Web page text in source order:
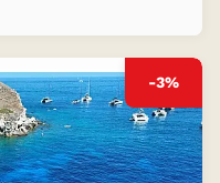
-3%